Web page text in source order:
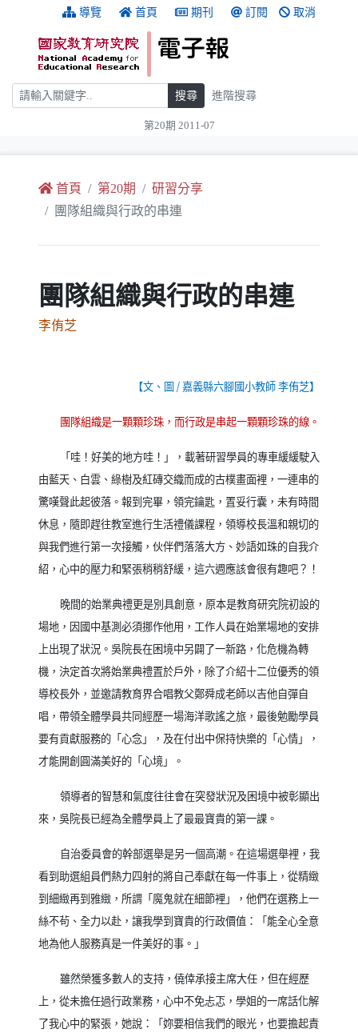
跳到主要內容 導覽 首頁 期刊 訂閱 取消
搜尋 搜尋 進階搜尋
第20期 2011-07
首頁 第20期
研習分享
團隊組織與行政的串連
團隊組織與行政的串連
李侑芝
【文、圖/嘉義縣六腳國小教師 李侑芝】
團隊組織是一顆顆珍珠，而行政是串起一顆顆珍珠的線。
「哇！好美的地方哇！」，載著研習學員的專車緩緩駛入
由藍天、白雲、綠樹及紅磚交織而成的古樸畫面裡，一連串的
驚嘆聲此起彼落。報到完畢，領完鑰匙，置妥行囊，未有時間
休息，隨即趕往教室進行生活禮儀課程，領導校長溫和親切的
與我們進行第一次接觸，伙伴們落落大方、妙語如珠的自我介
紹，心中的壓力和緊張稍稍舒緩，這六週應該會很有趣吧？！
晚間的始業典禮更是別具創意，原本是教育研究院初設的
場地，因國中基測必須挪作他用，工作人員在始業場地的安排
上出現了狀況。吳院長在困境中另闢了一新路，化危機為轉
機，決定首次將始業典禮置於戶外，除了介紹十二位優秀的領
導校長外，並邀請教育界合唱教父鄭舜成老師以吉他自彈自
唱，帶領全體學員共同經歷一場海洋歌謠之旅，最後勉勵學員
要有貢獻服務的「心念」，及在付出中保持快樂的「心情」，
才能開創圓滿美好的「心境」。
領導者的智慧和氣度往往會在突發狀況及困境中被彰顯出
來，吳院長已經為全體學員上了最最寶貴的第一課。
自治委員會的幹部選舉是另一個高潮。在這場選舉裡，我
看到助選組員們熱力四射的將自己奉獻在每一件事上，從精緻
到細緻再到雅緻，所謂「魔鬼就在細節裡」，他們在選務上一
絲不茍、全力以赴，讓我學到寶貴的行政價值：「能全心全意
地為他人服務真是一件美好的事。」
雖然榮獲多數人的支持，僥倖承接主席大任，但在經歷
上，從未擔任過行政業務，心中不免忐忑，學姐的一席話化解
了我心中的緊張，她說：「妳要相信我們的眼光，也要擔起責